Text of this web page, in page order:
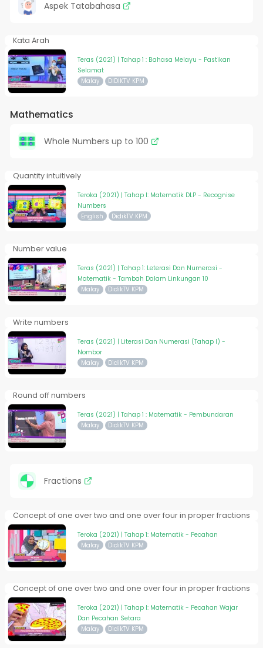
Aspek Tatabahasa
Kata Arah
Teras (2021) | Tahap 1 : Bahasa Melayu - Pastikan
Selamat
Malay DIDIKTV KPM
Mathematics
Whole Numbers up to 100
Quantity intuitively
Teroka (2021) | Tahap I: Matematik DLP - Recognise
Numbers
English DidikTV KPM
Number value
Teras (2021) | Tahap 1: Leterasi Dan Numerasi -
Matematik - Tambah Dalam Linkungan 10
Malay DidikTV KPM
Write numbers
Teras (2021) | Literasi Dan Numerasi (Tahap I) -
Nombor
Malay DidikTV KPM
Round off numbers
Teras (2021) | Tahap 1 : Matematik - Pembundaran
Malay DidikTV KPM
Fractions
Concept of one over two and one over four in proper fractions
Teroka (2021) | Tahap 1: Matematik - Pecahan
Malay DidikTV KPM
Concept of one over two and one over four in proper fractions
Teroka (2021) | Tahap I: Matematik - Pecahan Wajar
Dan Pecahan Setara
Malay DidikTV KPM